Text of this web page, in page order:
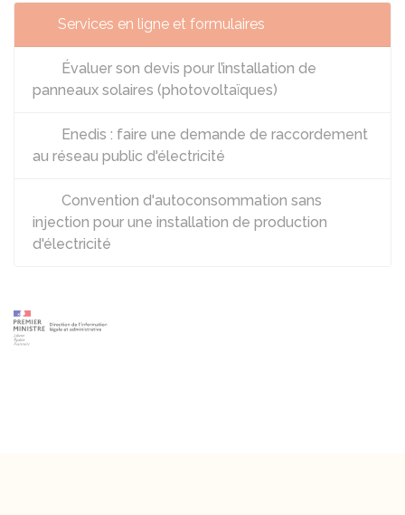
Services en ligne et formulaires
Évaluer son devis pour l’installation de
panneaux solaires (photovoltaïques)
Enedis : faire une demande de raccordement
au réseau public d'électricité
Convention d'autoconsommation sans
injection pour une installation de production
d'électricité